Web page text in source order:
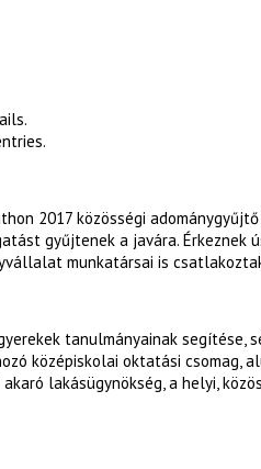
2017 közösségi
gyűjtenek a javára. Érkeznek
munkatársai is
tanulmányainak segítése,
középiskolai oktatási csomag,
lakásügynökség, a helyi,